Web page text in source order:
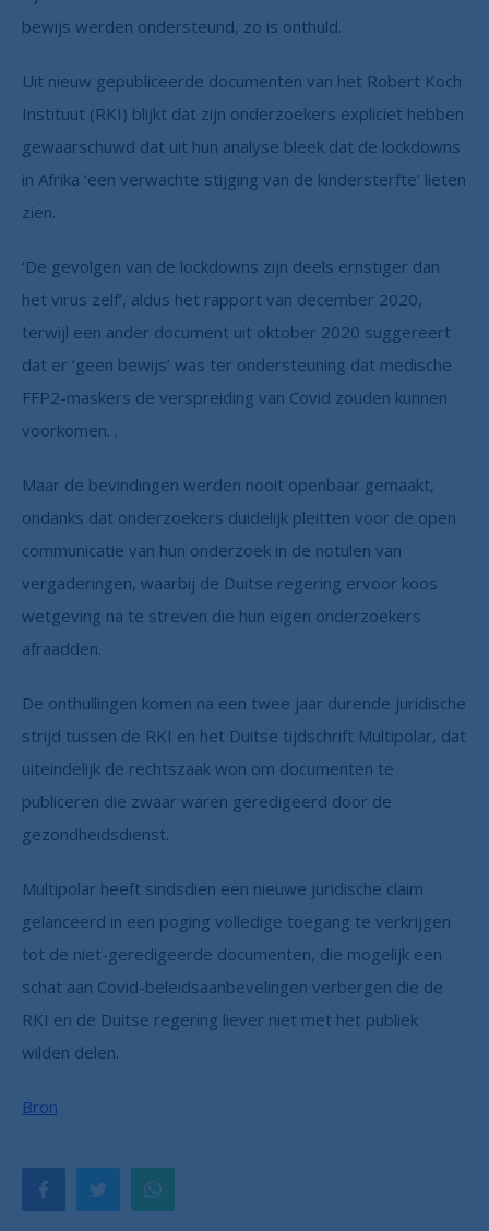
bewijs werden ondersteund, zo is onthuld.
Uit nieuw gepubliceerde documenten van het Robert Koch
Instituut (RKI) blijkt dat zijn onderzoekers expliciet hebben
gewaarschuwd dat uit hun analyse bleek dat de lockdowns
in Afrika ‘een verwachte stijging van de kindersterfte’ lieten
zien.
‘De gevolgen van de lockdowns zijn deels ernstiger dan
het virus zelf’, aldus het rapport van december 2020,
terwijl een ander document uit oktober 2020 suggereert
dat er ‘geen bewijs’ was ter ondersteuning dat medische
FFP2-maskers de verspreiding van Covid zouden kunnen
voorkomen. .
Maar de bevindingen werden nooit openbaar gemaakt,
ondanks dat onderzoekers duidelijk pleitten voor de open
communicatie van hun onderzoek in de notulen van
vergaderingen, waarbij de Duitse regering ervoor koos
wetgeving na te streven die hun eigen onderzoekers
afraadden.
De onthullingen komen na een twee jaar durende juridische
strijd tussen de RKI en het Duitse tijdschrift Multipolar, dat
uiteindelijk de rechtszaak won om documenten te
publiceren die zwaar waren geredigeerd door de
gezondheidsdienst.
Multipolar heeft sindsdien een nieuwe juridische claim
gelanceerd in een poging volledige toegang te verkrijgen
tot de niet-geredigeerde documenten, die mogelijk een
schat aan Covid-beleidsaanbevelingen verbergen die de
RKI en de Duitse regering liever niet met het publiek
wilden delen.
Bron